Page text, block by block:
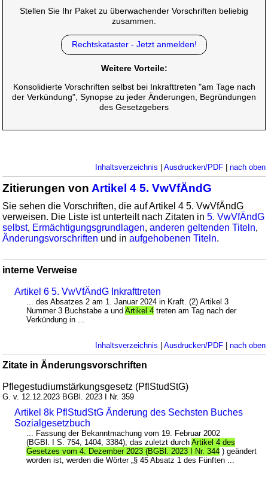
Stellen Sie Ihr Paket zu überwachender Vorschriften beliebig
zusammen.
Rechtskataster - Jetzt anmelden!
Weitere Vorteile:
Konsolidierte Vorschriften selbst bei Inkrafttreten "am Tage nach
der Verkündung", Synopse zu jeder Änderungen, Begründungen
des Gesetzgebers
Inhaltsverzeichnis Ausdrucken/PDF| nach oben
Zitierungen von Artikel 4 5. VwVfÄndG
Sie sehen die Vorschriften, die auf Artikel 4 5. VwVfÄndG
verweisen. Die Liste ist unterteilt nach Zitaten in5. VwVfÄndG
selbst, Ermächtigungsgrundlagen,anderen geltenden Titeln,
Änderungsvorschriften und inaufgehobenen Titeln.
interne Verweise
Artikel 6 5. VwVfÄndG Inkrafttreten
... des Absatzes 2 am 1. Januar 2024 in Kraft. (2) Artikel 3
Nummer 3 Buchstabe a undArtikel 4 treten am Tag nach der
Verkündung in ...
Inhaltsverzeichnis Ausdrucken/PDF| nach oben
Zitate in Änderungsvorschriften
Pflegestudiumstärkungsgesetz (PflStudStG)
G. v. 12.12.2023 BGBl. 2023 I Nr. 359
Artikel 8k PflStudStG Änderung des Sechsten Buches
Sozialgesetzbuch
... Fassung der Bekanntmachung vom 19. Februar 2002
(BGBl. I S. 754, 1404, 3384), das zuletzt durchArtikel 4 des
Gesetzes vom 4. Dezember 2023 (BGBl. 2023 I Nr. 344 ) geändert
worden ist, werden die Wörter „§ 45 Absatz 1 des Fünften ...